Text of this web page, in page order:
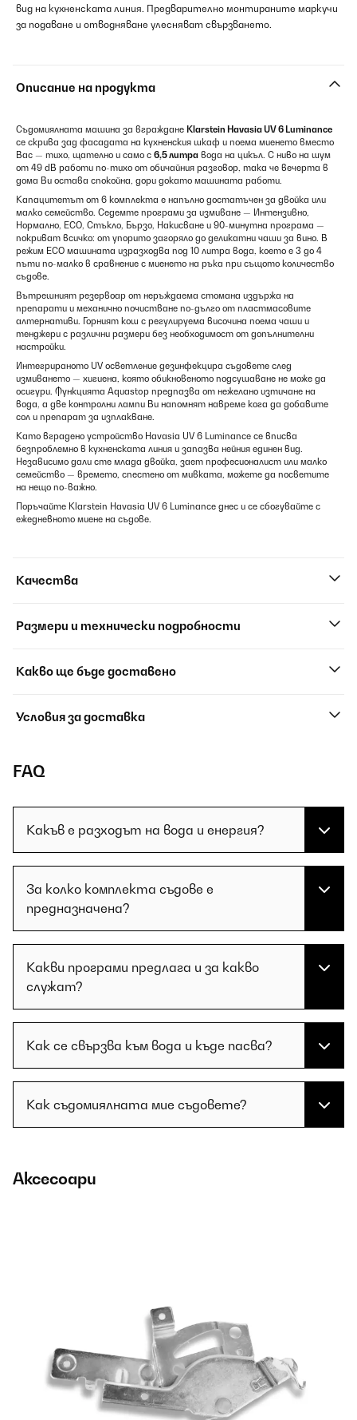
вид на кухненската линия. Предварително монтираните маркучи
за подаване и отводняване улесняват свързването.
Описание на продукта
Съдомиялната машина за вграждане Klarstein Havasia UV 6 Luminance
се скрива зад фасадата на кухненския шкаф и поема миенето вместо
Вас — тихо, щателно и само с 6,5 литра вода на цикъл. С ниво на шум
от 49 dB работи по-тихо от обичайния разговор, така че вечерта в
дома Ви остава спокойна, дори докато машината работи.
Капацитетът от 6 комплекта е напълно достатъчен за двойка или
малко семейство. Седемте програми за измиване — Интензивно,
Нормално, ECO, Стъкло, Бързо, Накисване и 90-минутна програма —
покриват всичко: от упорито загоряло до деликатни чаши за вино. В
режим ECO машината изразходва под 10 литра вода, което е 3 до 4
пъти по-малко в сравнение с миенето на ръка при същото количество
съдове.
Вътрешният резервоар от неръждаема стомана издържа на
препарати и механично почистване по-дълго от пластмасовите
алтернативи. Горният кош с регулируема височина поема чаши и
тенджери с различни размери без необходимост от допълнителни
настройки.
Интегрираното UV осветление дезинфекцира съдовете след
измиването — хигиена, която обикновеното подсушаване не може да
осигури. Функцията Aquastop предпазва от нежелано изтичане на
вода, а две контролни лампи Ви напомнят навреме кога да добавите
сол и препарат за изплакване.
Като вградено устройство Havasia UV 6 Luminance се вписва
безпроблемно в кухненската линия и запазва нейния единен вид.
Независимо дали сте млада двойка, зает професионалист или малко
семейство — времето, спестено от мивката, можете да посветите
на нещо по-важно.
Поръчайте Klarstein Havasia UV 6 Luminance днес и се сбогувайте с
ежедневното миене на съдове.
Качества
Размери и технически подробности
Какво ще бъде доставено
Условия за доставка
FAQ
Какъв е разходът на вода и енергия?
За колко комплекта съдове е
предназначена?
Какви програми предлага и за какво
служат?
Как се свързва към вода и къде пасва?
Как съдомиялната мие съдовете?
Аксесоари